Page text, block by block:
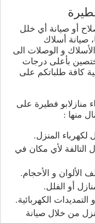
أو صيانة أي خلل
صيانة أسلاك
و الوصلات الى
بأعلى درجات
كافة طلباتكم على
منازلابو فطيرة على
منها :
المنزل.
التالفة لأي مكان في
الألوان و الأحجام.
أو الفلل.
الكهربائية.
من خلال صيانة